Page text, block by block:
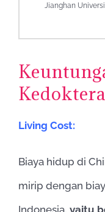
Jianghan
Living Cost:
Biaya hidup di
mirip dengan
Indonesia, yaitu